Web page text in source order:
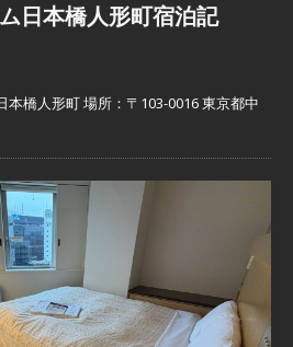
日本橋人形町宿泊記
橋人形町 場所：〒103-0016 東京都中